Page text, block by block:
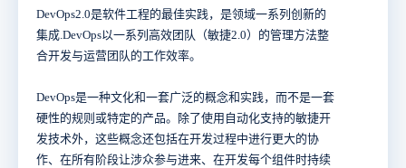
DevOps2.0是软件工程的最佳实践，是领域一系列创新的
集成.DevOps以一系列高效团队（敏捷2.0）的管理方法整
合开发与运营团队的工作效率。
DevOps是一种文化和一套广泛的概念和实践，而不是一套
硬性的规则或特定的产品。除了使用自动化支持的敏捷开
发技术外，这些概念还包括在开发过程中进行更大的协
作、在所有阶段让涉众参与进来、在开发每个组件时持续